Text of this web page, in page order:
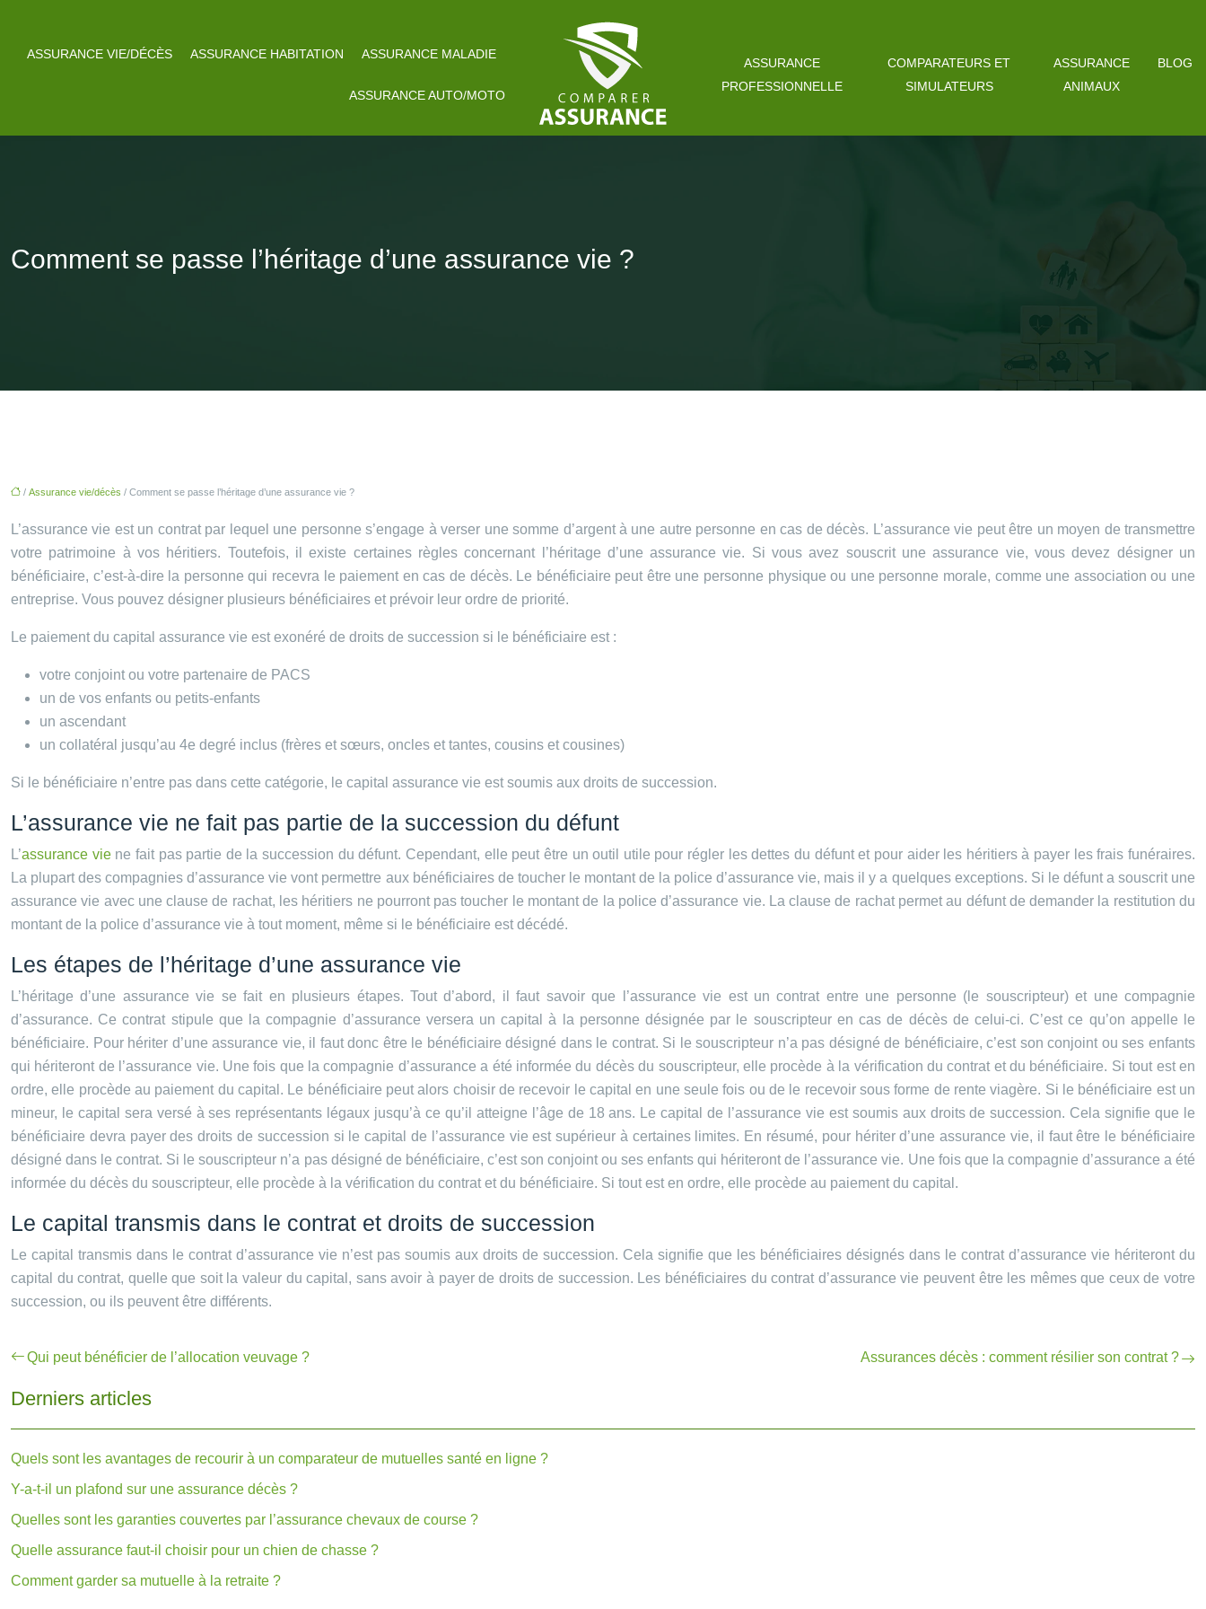
ASSURANCE MALADIE
ASSURANCE HABITATION
ASSURANCE VIE/DÉCÈS
ASSURANCE AUTO/MOTO
ASSURANCE
PROFESSIONNELLE
COMPARATEURS ET
SIMULATEURS
ASSURANCE
ANIMAUX
BLOG
Comment se passe l’héritage d’une assurance vie ?
/ Assurance vie/décès / Comment se passe l’héritage d’une assurance vie ?
L’assurance vie est un contrat par lequel une personne s’engage à verser une somme d’argent à une autre personne en cas de décès. L’assurance vie peut être un moyen de transmettre
votre patrimoine à vos héritiers. Toutefois, il existe certaines règles concernant l’héritage d’une assurance vie. Si vous avez souscrit une assurance vie, vous devez désigner un
bénéficiaire, c’est-à-dire la personne qui recevra le paiement en cas de décès. Le bénéficiaire peut être une personne physique ou une personne morale, comme une association ou une
entreprise. Vous pouvez désigner plusieurs bénéficiaires et prévoir leur ordre de priorité.
Le paiement du capital assurance vie est exonéré de droits de succession si le bénéficiaire est :
votre conjoint ou votre partenaire de PACS
un de vos enfants ou petits-enfants
un ascendant
un collatéral jusqu’au 4e degré inclus (frères et sœurs, oncles et tantes, cousins et cousines)
Si le bénéficiaire n’entre pas dans cette catégorie, le capital assurance vie est soumis aux droits de succession.
L’assurance vie ne fait pas partie de la succession du défunt
L’assurance viene fait pas partie de la succession du défunt. Cependant, elle peut être un outil utile pour régler les dettes du défunt et pour aider les héritiers à payer les frais funéraires.
La plupart des compagnies d’assurance vie vont permettre aux bénéficiaires de toucher le montant de la police d’assurance vie, mais il y a quelques exceptions. Si le défunt a souscrit une
assurance vie avec une clause de rachat, les héritiers ne pourront pas toucher le montant de la police d’assurance vie. La clause de rachat permet au défunt de demander la restitution du
montant de la police d’assurance vie à tout moment, même si le bénéficiaire est décédé.
Les étapes de l’héritage d’une assurance vie
L’héritage d’une assurance vie se fait en plusieurs étapes. Tout d’abord, il faut savoir que l’assurance vie est un contrat entre une personne (le souscripteur) et une compagnie
d’assurance. Ce contrat stipule que la compagnie d’assurance versera un capital à la personne désignée par le souscripteur en cas de décès de celui-ci. C’est ce qu’on appelle le
bénéficiaire. Pour hériter d’une assurance vie, il faut donc être le bénéficiaire désigné dans le contrat. Si le souscripteur n’a pas désigné de bénéficiaire, c’est son conjoint ou ses enfants
qui hériteront de l’assurance vie. Une fois que la compagnie d’assurance a été informée du décès du souscripteur, elle procède à la vérification du contrat et du bénéficiaire. Si tout est en
ordre, elle procède au paiement du capital. Le bénéficiaire peut alors choisir de recevoir le capital en une seule fois ou de le recevoir sous forme de rente viagère. Si le bénéficiaire est un
mineur, le capital sera versé à ses représentants légaux jusqu’à ce qu’il atteigne l’âge de 18 ans. Le capital de l’assurance vie est soumis aux droits de succession. Cela signifie que le
bénéficiaire devra payer des droits de succession si le capital de l’assurance vie est supérieur à certaines limites. En résumé, pour hériter d’une assurance vie, il faut être le bénéficiaire
désigné dans le contrat. Si le souscripteur n’a pas désigné de bénéficiaire, c’est son conjoint ou ses enfants qui hériteront de l’assurance vie. Une fois que la compagnie d’assurance a été
informée du décès du souscripteur, elle procède à la vérification du contrat et du bénéficiaire. Si tout est en ordre, elle procède au paiement du capital.
Le capital transmis dans le contrat et droits de succession
Le capital transmis dans le contrat d’assurance vie n’est pas soumis aux droits de succession. Cela signifie que les bénéficiaires désignés dans le contrat d’assurance vie hériteront du
capital du contrat, quelle que soit la valeur du capital, sans avoir à payer de droits de succession. Les bénéficiaires du contrat d’assurance vie peuvent être les mêmes que ceux de votre
succession, ou ils peuvent être différents.
Qui peut bénéficier de l’allocation veuvage ? Assurances décès : comment résilier son contrat ?
Derniers articles
Quels sont les avantages de recourir à un comparateur de mutuelles santé en ligne ?
Y-a-t-il un plafond sur une assurance décès ?
Quelles sont les garanties couvertes par l’assurance chevaux de course ?
Quelle assurance faut-il choisir pour un chien de chasse ?
Comment garder sa mutuelle à la retraite ?